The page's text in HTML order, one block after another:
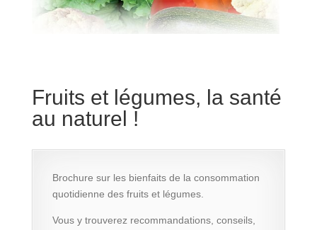
Fruits et légumes, la santé
au naturel !
Brochure sur les bienfaits de la consommation
quotidienne des fruits et légumes.
Vous y trouverez recommandations, conseils,